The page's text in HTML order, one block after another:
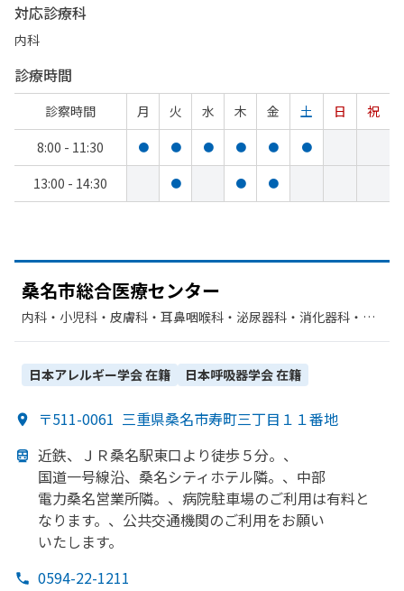
対応診療科
内科
診療時間
診察時間 月 火 水 木 金 土 日
祝
8:00 - 11:30
● ● ● ● ● ●
13:00 - 14:30 ● ● ●
桑名市総合医療センター
内科・​小児科・​皮膚科・​耳鼻咽喉科・​泌尿器科・​消化器科・​呼
科・​血液内科・​整形外科・​産婦人科・​眼科・​放射線科・​麻酔
床検査・病理診断・​呼吸器科・​リウマチ科・​腎臓内科・外科・​
救急科・​総合診療科・​肝臓内科・外科
日本アレルギー学会在籍 日本呼吸器学会在籍
〒511-0061 三重県桑名市寿町三丁目１１番地
近鉄、 ＪＲ桑名駅東口より徒歩５分。、
国道一号線沿、 桑名シティホテル隣。、 中部
電力桑名営業所隣。、 病院駐車場のご利用は有料と
なります。、 公共交通機関のご利用をお願い
いたします。
0594-22-1211